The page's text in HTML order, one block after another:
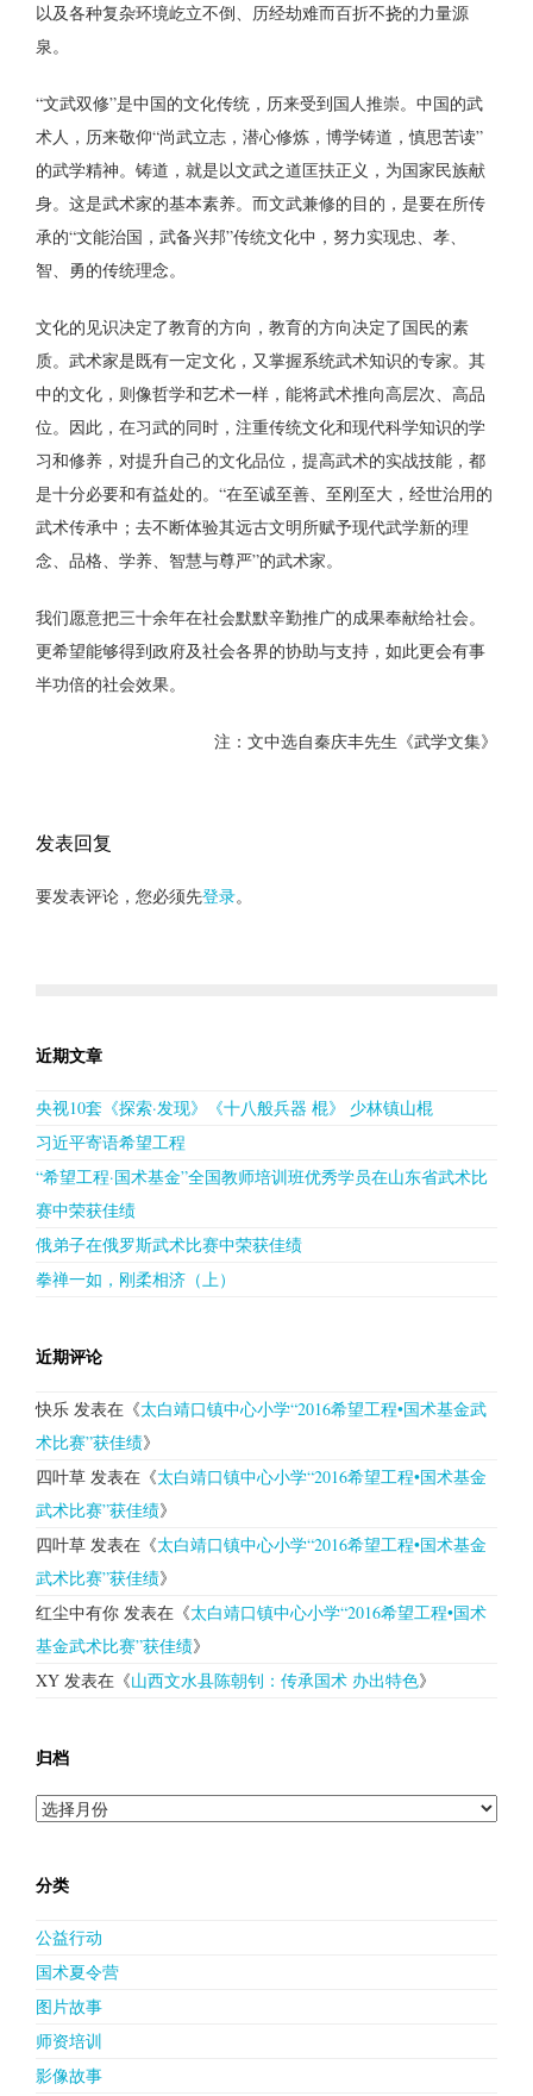
以及各种复杂环境屹立不倒、历经劫难而百折不挠的力量源
泉。
“文武双修”是中国的文化传统，历来受到国人推崇。中国的武
术人，历来敬仰“尚武立志，潜心修炼，博学铸道，慎思苦读”
的武学精神。铸道，就是以文武之道匡扶正义，为国家民族献
身。这是武术家的基本素养。而文武兼修的目的，是要在所传
承的“文能治国，武备兴邦”传统文化中，努力实现忠、孝、
智、勇的传统理念。
文化的见识决定了教育的方向，教育的方向决定了国民的素
质。武术家是既有一定文化，又掌握系统武术知识的专家。其
中的文化，则像哲学和艺术一样，能将武术推向高层次、高品
位。因此，在习武的同时，注重传统文化和现代科学知识的学
习和修养，对提升自己的文化品位，提高武术的实战技能，都
是十分必要和有益处的。“在至诚至善、至刚至大，经世治用的
武术传承中；去不断体验其远古文明所赋予现代武学新的理
念、品格、学养、智慧与尊严”的武术家。
我们愿意把三十余年在社会默默辛勤推广的成果奉献给社会。
更希望能够得到政府及社会各界的协助与支持，如此更会有事
半功倍的社会效果。
注：文中选自秦庆丰先生《武学文集》
发表回复
要发表评论，您必须先登录。
近期文章
央视10套《探索·发现》《十八般兵器 棍》 少林镇山棍
习近平寄语希望工程
“希望工程·国术基金”全国教师培训班优秀学员在山东省武术比
赛中荣获佳绩
俄弟子在俄罗斯武术比赛中荣获佳绩
拳禅一如，刚柔相济（上）
近期评论
快乐 发表在《太白靖口镇中心小学“2016希望工程•国术基金武
术比赛”获佳绩》
四叶草 发表在《太白靖口镇中心小学“2016希望工程•国术基金
武术比赛”获佳绩》
四叶草 发表在《太白靖口镇中心小学“2016希望工程•国术基金
武术比赛”获佳绩》
红尘中有你 发表在《太白靖口镇中心小学“2016希望工程•国术
基金武术比赛”获佳绩》
XY 发表在《山西文水县陈朝钊：传承国术 办出特色》
归档
归
分类
公益行动
国术夏令营
图片故事
师资培训
影像故事